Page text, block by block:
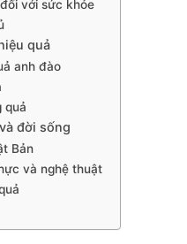
với sức khỏe
quả
anh đào
quả
đời sống
Bản
và nghệ thuật